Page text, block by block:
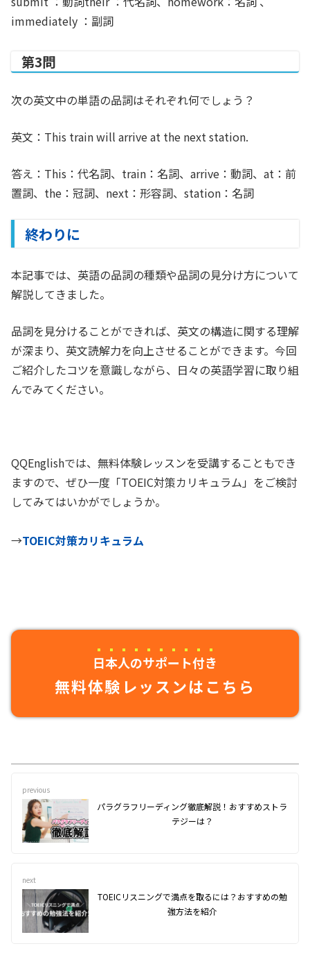
immediately ：副詞
第3問
次の英文中の単語の品詞はそれぞれ何でしょう？
英文：This train will arrive at the next station.
答え：This：代名詞、train：名詞、arrive：動詞、at：前
置詞、the：冠詞、next：形容詞、station：名詞
終わりに
本記事では、英語の品詞の種類や品詞の見分け方について
解説してきました。
品詞を見分けることができれば、英文の構造に関する理解
が深まり、英文読解力を向上させることができます。今回
ご紹介したコツを意識しながら、日々の英語学習に取り組
んでみてください。
QQEnglishでは、無料体験レッスンを受講することもでき
ますので、ぜひ一度「TOEIC対策カリキュラム」をご検討
してみてはいかがでしょうか。
→TOEIC対策カリキュラム
日本人のサポート付き
無料体験レッスンはこちら
previous
パラグラフリーディング徹底解説！おすすめストラ
テジーは？
next
TOEICリスニングで満点を取るには？おすすめの勉
強方法を紹介